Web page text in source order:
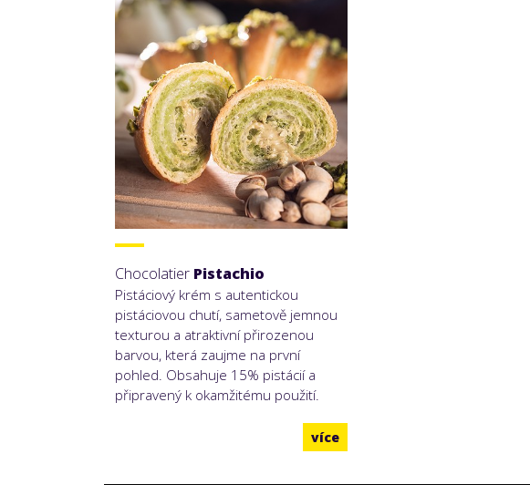
Chocolatier Pistachio
Pistáciový krém s autentickou
pistáciovou chutí, sametově jemnou
texturou a atraktivní přirozenou
barvou, která zaujme na první
pohled. Obsahuje 15% pistácií a
připravený k okamžitému použití.
více